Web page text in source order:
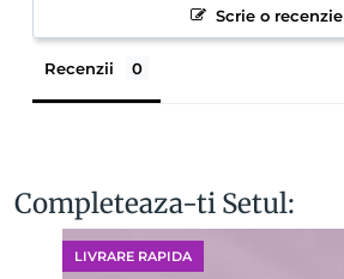
Scrie o recenzie
Recenzii
Completeaza-ti Setul:
LIVRARE RAPIDA